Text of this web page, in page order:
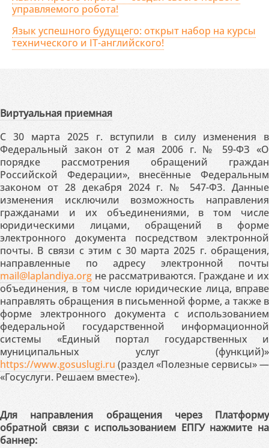
управляемого робота!
Язык успешного будущего: открыт набор на курсы
технического и IT-английского!
Виртуальная приемная
С 30 марта 2025 г. вступили в силу изменения в
Федеральный закон от 2 мая 2006 г. № 59-ФЗ «О
порядке рассмотрения обращений граждан
Российской Федерации», внесённые Федеральным
законом от 28 декабря 2024 г. № 547-ФЗ. Данные
изменения исключили возможность направления
гражданами и их объединениями, в том числе
юридическими лицами, обращений в форме
электронного документа посредством электронной
почты. В связи с этим с 30 марта 2025 г. обращения,
направленные по адресу электронной почты
mail@laplandiya.org не рассматриваются. Граждане и их
объединения, в том числе юридические лица, вправе
направлять обращения в письменной форме, а также в
форме электронного документа с использованием
федеральной государственной информационной
системы «Единый портал государственных и
муниципальных услуг (функций)»
https://www.gosuslugi.ru (раздел «Полезные сервисы» —
«Госуслуги. Решаем вместе»).
Для направления обращения через Платформу
обратной связи с использованием ЕПГУ нажмите на
баннер: